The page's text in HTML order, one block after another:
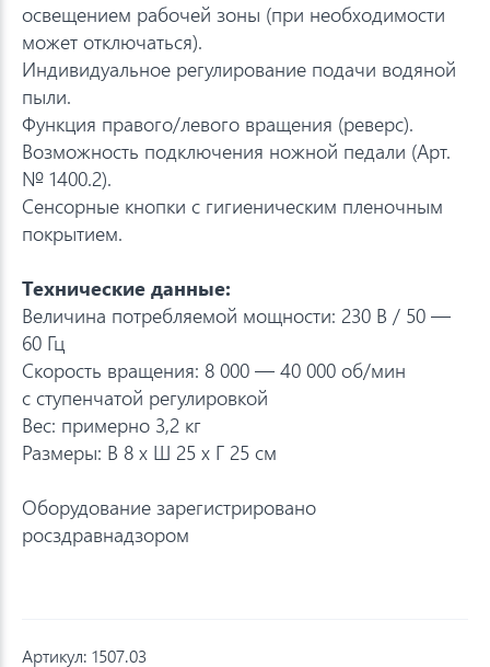
освещением рабочей зоны (при необходимости
может отключаться).
Индивидуальное регулирование подачи водяной
пыли.
Функция правого/левого вращения (реверс).
Возможность подключения ножной педали (Арт.
№ 1400.2).
Сенсорные кнопки с гигиеническим пленочным
покрытием.
Технические данные:
Величина потребляемой мощности: 230 В / 50 —
60 Гц
Скорость вращения: 8 000 — 40 000 об/мин
с ступенчатой регулировкой
Вес: примерно 3,2 кг
Размеры: В 8 х Ш 25 х Г 25 см
Оборудование зарегистрировано
росздравнадзором
Артикул: 1507.03